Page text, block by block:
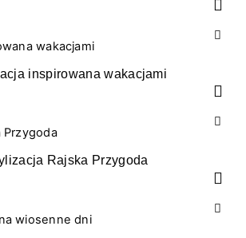
inspirowana wakacjami
Rajska Przygoda